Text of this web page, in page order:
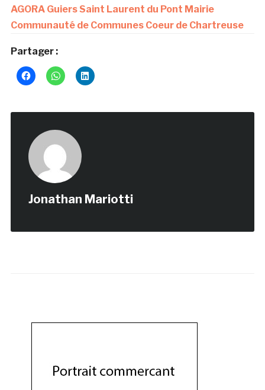
AGORA GuiersSaint Laurent du Pont Mairie
Communauté de Communes Coeur de Chartreuse
Partager :
Jonathan Mariotti